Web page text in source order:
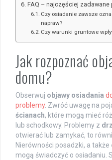
FAQ – najczęściej zadawane
Czy osiadanie zawsze
napraw?
Czy warunki gruntowe
Jak rozpoznać
domu?
Obserwuj objawy osiadania
problemy. Zwróć uwagę na
ścianach, które mogą mieć
lub schodkowy. Problemy z
otwierać lub zamykać, to
Nierówności posadzki, a także
mogą świadczyć o osiadaniu.